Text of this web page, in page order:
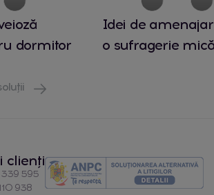
dormitor
Idei de
o sufragerie
clienți
595
938